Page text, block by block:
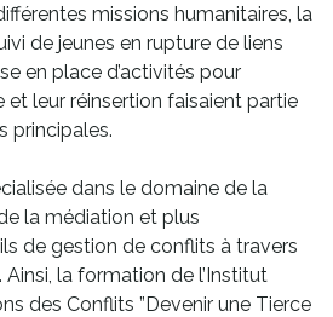
missions humanitaires, la
de jeunes en rupture de liens
en place d’activités pour
et leur réinsertion faisaient partie
principales.
dans le domaine de la
la médiation et plus
de gestion de conflits à travers
la formation de l’Institut
des Conflits ”Devenir une Tierce